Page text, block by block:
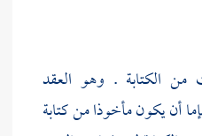
الكتابة . وهو العقد
أن يكون مأخوذا من كتابة